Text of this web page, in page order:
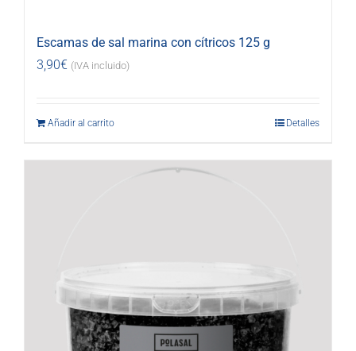
Escamas de sal marina con cítricos 125 g
3,90€ (IVA incluido)
Añadir al carrito Detalles